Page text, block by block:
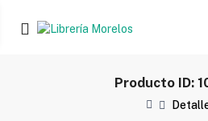
Producto ID: